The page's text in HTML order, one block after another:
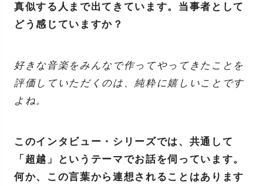
真似する人まで出てきています。当事者として
どう感じていますか？
好きな音楽をみんなで作ってやってきたことを
評価していただくのは、純粋に嬉しいことです
よね。
このインタビュー・シリーズでは、共通して
「超越」というテーマでお話を伺っています。
何か、この言葉から連想されることはあります